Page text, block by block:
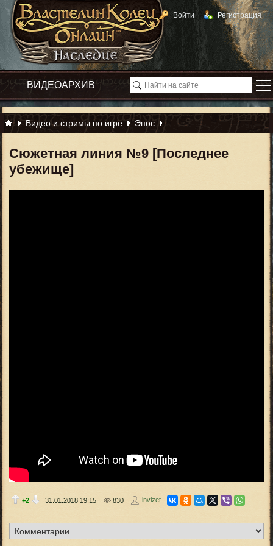
Войти Регистрация
Видео и стримы по игре Эпос
Сюжетная линия №9 [Последнее
убежище]
+2 31.01.2018 19:15 830 invizet